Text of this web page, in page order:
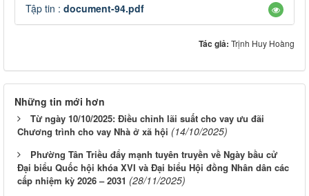
Tập tin : document-94.pdf
Tác giả: Trịnh Huy Hoàng
Những tin mới hơn
Từ ngày 10/10/2025: Điều chỉnh lãi suất cho vay ưu đãi
Chương trình cho vay Nhà ở xã hội (14/10/2025)
Phường Tân Triều đẩy mạnh tuyên truyền về Ngày bầu cử
Đại biểu Quốc hội khóa XVI và Đại biểu Hội đồng Nhân dân các
cấp nhiệm kỳ 2026 – 2031 (28/11/2025)